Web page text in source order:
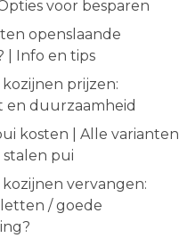
voor besparen
openslaande
| Info en tips
prijzen:
en duurzaamheid
kosten | Alle varianten
stalen pui
vervangen:
/ goede